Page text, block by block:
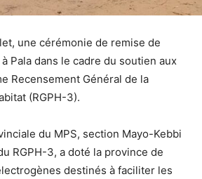
une cérémonie de remise de
Pala dans le cadre du soutien aux
Recensement Général de la
(RGPH-3).
du MPS, section Mayo-Kebbi
RGPH-3, a doté la province de
destinés à faciliter les